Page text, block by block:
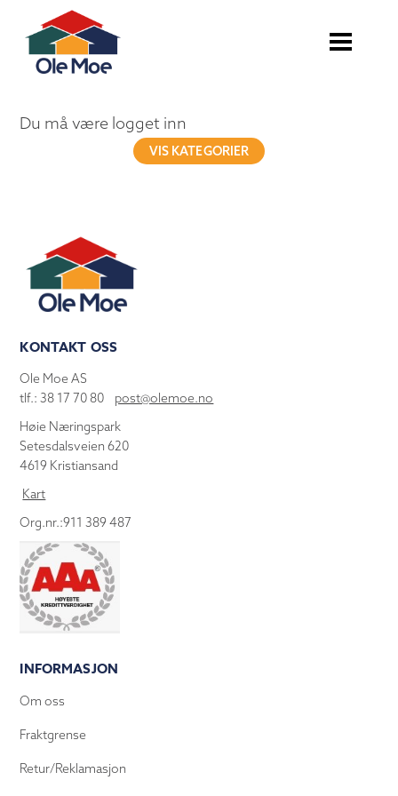
Du må være logget inn
VIS KATEGORIER
KONTAKT OSS
Ole Moe AS
tlf.: 38 17 70 80 post@olemoe.no
Høie Næringspark
Setesdalsveien 620
4619 Kristiansand
Kart
Org.nr.:911 389 487
INFORMASJON
Om oss
Fraktgrense
Retur/Reklamasjon